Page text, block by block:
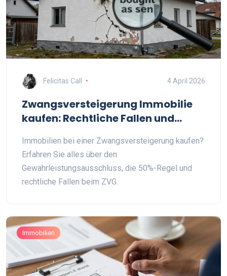
Felicitas Call 4 April 2026
Zwangsversteigerung Immobilie
kaufen: Rechtliche Fallen und
Immobilien bei einer Zwangsversteigerung kaufen?
Erfahren Sie alles über den
Gewährleistungsausschluss, die 50%-Regel und
rechtliche Fallen beim ZVG.
Immobilien